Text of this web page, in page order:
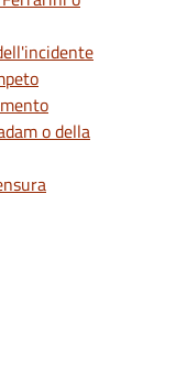
o della